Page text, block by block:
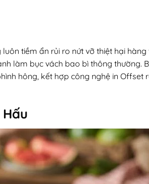
tiềm ẩn rủi ro nứt vỡ thiệt hại hàng
làm bục vách bao bì thông thường.
hông, kết hợp công nghệ in Offset